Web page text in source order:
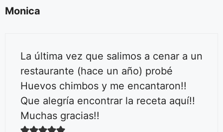
Monica
La última vez que salimos a cenar a un
restaurante (hace un año) probé
Huevos chimbos y me encantaron!!
Que alegría encontrar la receta aquí!!
Muchas gracias!!